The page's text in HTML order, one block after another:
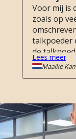
Voor mij is
zoals op
talkpoeder
de
poederige
en ook niet
jaar
van
Lees meer
Maaike